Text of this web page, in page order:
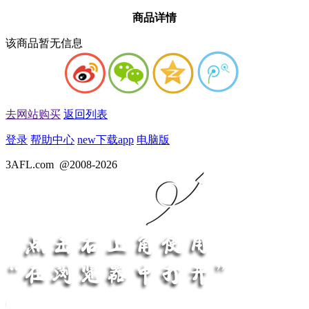
商品详情
该商品暂无信息
去网站购买 返回列表
登录 帮助中心 new下载app 电脑版
3AFL.com @2008-2026